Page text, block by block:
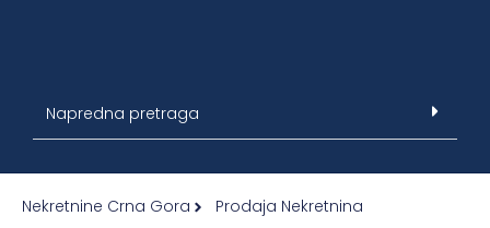
Napredna pretraga
Nekretnine Crna Gora Prodaja Nekretnina